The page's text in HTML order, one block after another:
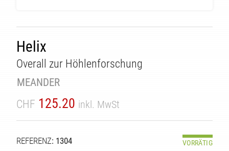
Helix
Overall zur Höhlenforschung
MEANDER
CHF 125.20 inkl. MwSt
REFERENZ: 1304 VORRÄTIG